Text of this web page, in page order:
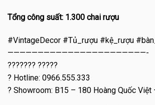
Tổng công suất: 1.300 chai rượu
#VintageDecor #Tủ_rượu #kệ_rượu
———————————————————————-
??????? ?????
? Hotline: 0966.555.333
? Showroom: B15 – 180 Hoàng Quốc Việt